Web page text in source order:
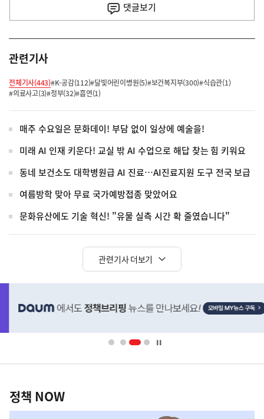
댓글보기
관련기사
전체기사(443)#K-공감(112)#달빛어린이병원(5)#보건복지부(300)#식습관(1)
#의료사고(3)#정부(32)#흡연(1)
매주 수요일은 문화데이! 부담 없이 일상에 예술을!
미래 AI 인재 키운다! 교실 밖 AI 수업으로 해답 찾는 힘 키워요
동네 보건소도 대학병원급 AI 진료…AI진료지원 도구 전국 보급
여름방학 맞아 무료 국가예방접종 맞았어요
문화유산에도 기술 혁신! "유물 실측 시간 확 줄였습니다"
관련기사 더보기
영
책
NOW,
정책 NOW